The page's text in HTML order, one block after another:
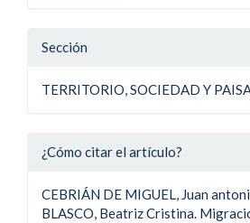
Sección
TERRITORIO, SOCIEDAD Y
¿Cómo citar el artículo?
CEBRIÁN DE MIGUEL, Juan
BLASCO, Beatriz Cristina.